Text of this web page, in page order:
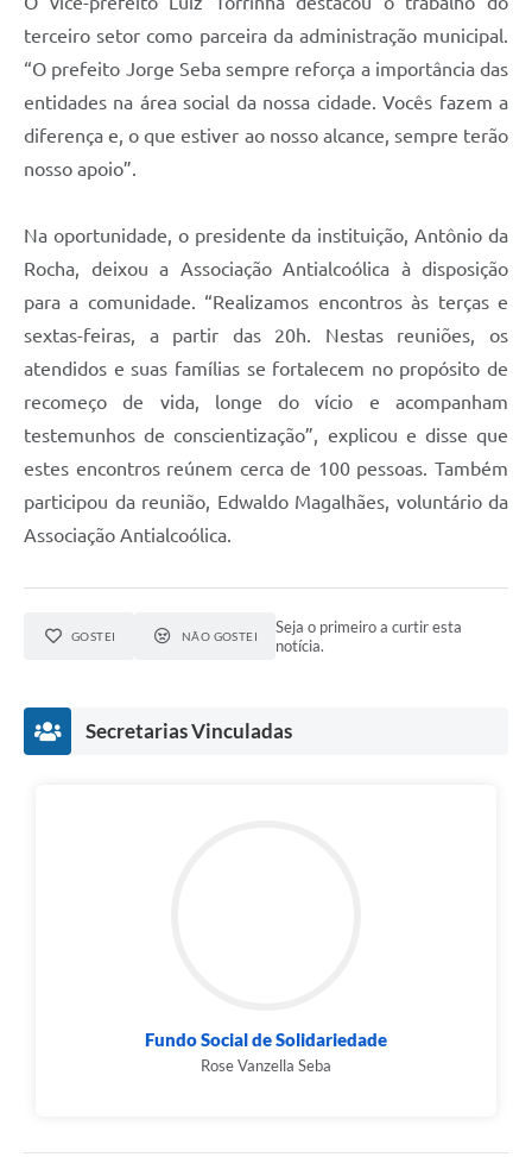
terceiro setor como parceira da administração municipal.
“O prefeito Jorge Seba sempre reforça a importância das
entidades na área social da nossa cidade. Vocês fazem a
diferença e, o que estiver ao nosso alcance, sempre terão
nosso apoio”.
Na oportunidade, o presidente da instituição, Antônio da
Rocha, deixou a Associação Antialcoólica à disposição
para a comunidade. “Realizamos encontros às terças e
sextas-feiras, a partir das 20h. Nestas reuniões, os
atendidos e suas famílias se fortalecem no propósito de
recomeço de vida, longe do vício e acompanham
testemunhos de conscientização”, explicou e disse que
estes encontros reúnem cerca de 100 pessoas. Também
participou da reunião, Edwaldo Magalhães, voluntário da
Associação Antialcoólica.
GOSTEI NÃO GOSTEI
Seja o primeiro a curtir esta
notícia.
Secretarias Vinculadas
Fundo Social de Solidariedade
Rose Vanzella Seba